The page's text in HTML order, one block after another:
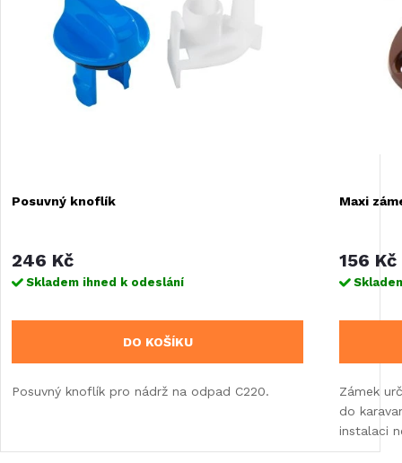
Posuvný knoflík
246 Kč
Skladem ihned k odeslání
DO KOŠÍKU
Posuvný knoflík pro nádrž na odpad C220.
Maxi
156 Kč
Zámek
do
instalaci